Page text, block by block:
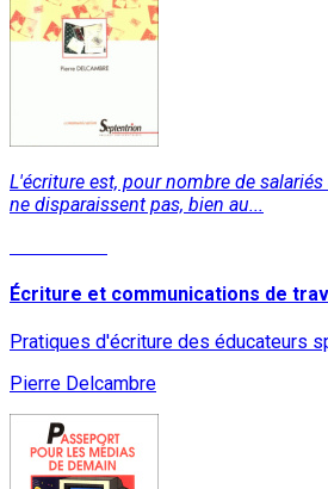
L'écriture est, pour nombre de
ne disparaissent pas, bien au...
Écriture et communications de
Pratiques d'écriture des éducateurs
Pierre Delcambre